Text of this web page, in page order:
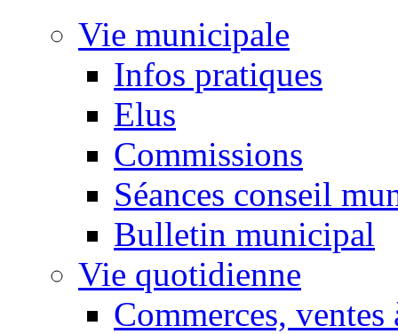
Vie municipale
Infos pratiques
Elus
Commissions
Séances conseil
Bulletin municipal
Vie quotidienne
Commerces, ventes